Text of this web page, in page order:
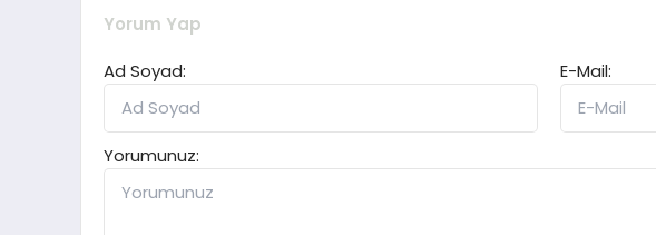
Yorum Yap
Ad Soyad:
E-Mail:
Yorumunuz: